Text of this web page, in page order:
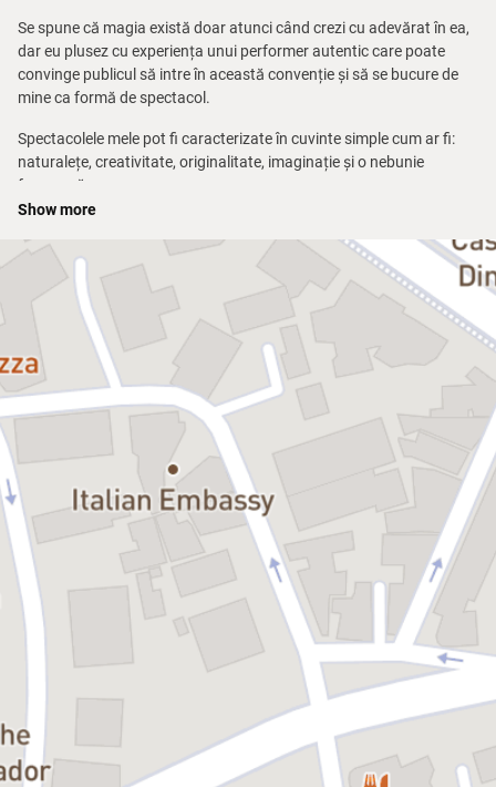
Se spune că magia există doar atunci când crezi cu adevărat în ea,
dar eu plusez cu experiența unui performer autentic care poate
convinge publicul să intre în această convenție și să se bucure de
mine ca formă de spectacol.
Spectacolele mele pot fi caracterizate în cuvinte simple cum ar fi:
naturalețe, creativitate, originalitate, imaginație și o nebunie
frumoasă.
magice, trucurile cu cărți, aparițiile și disparițiile de obiecte, îmi plac
râsetele, zâmbetele, îmi plac oamenii, iar ceea ce mă face cel mai
fericit este ceea ce iubesc să fac!
TeO Magic Show cu Magicianul TeO
Este un show de magie dedicat celor mici, care participă activ la
spectacol, având senzația că ei reușesc, de fapt, să facă trucurile
magice, nefiind doar un show demonstrativ de magie. Spectacolul
este atent construit pentru copii, astfel încât să se distreze prin
amuzament și părinții acestora.
Recomandare vârstă:copii între 5 și 105 ani
Durata:
1 h
Show more